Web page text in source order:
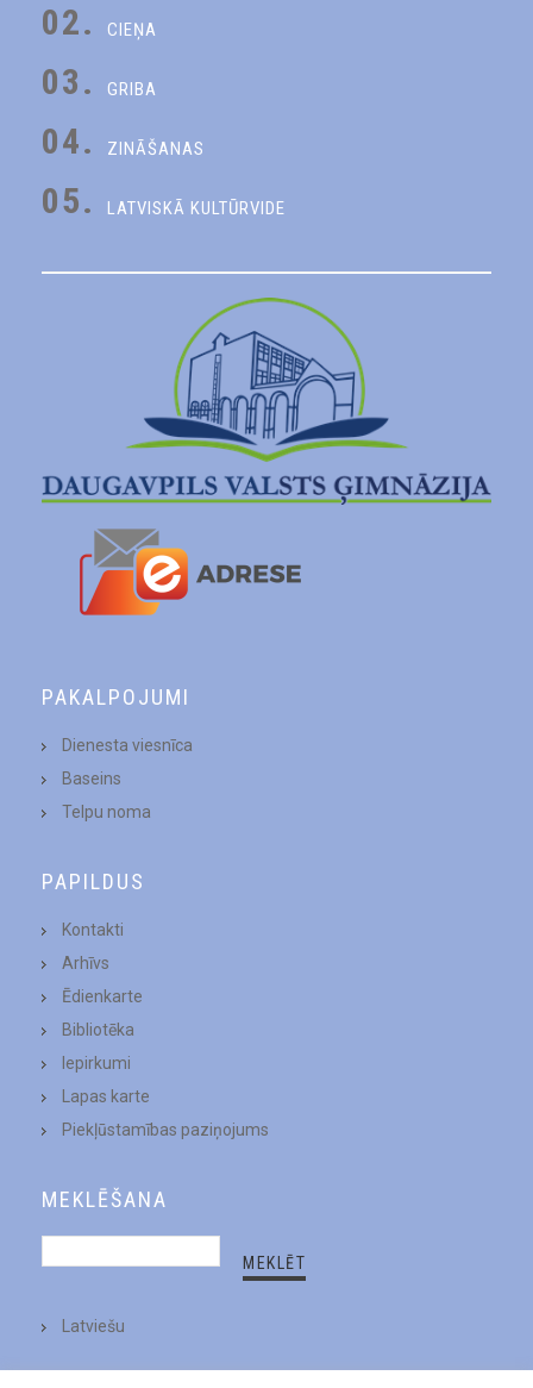
02. CIEŅA
03. GRIBA
04. ZINĀŠANAS
05. LATVISKĀ KULTŪRVIDE
PAKALPOJUMI
Dienesta viesnīca
Baseins
Telpu noma
PAPILDUS
Kontakti
Arhīvs
Ēdienkarte
Bibliotēka
Iepirkumi
Lapas karte
Piekļūstamības paziņojums
MEKLĒŠANA
Latviešu